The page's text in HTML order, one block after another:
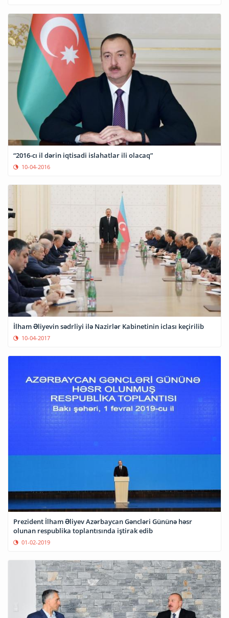
“2016-cı il dərin iqtisadi islahatlar ili olacaq”
10-04-2016
İlham Əliyevin sədrliyi ilə Nazirlər Kabinetinin iclası keçirilib
10-04-2017
Prezident İlham Əliyev Azərbaycan Gəncləri Gününə həsr
olunan respublika toplantısında iştirak edib
01-02-2019